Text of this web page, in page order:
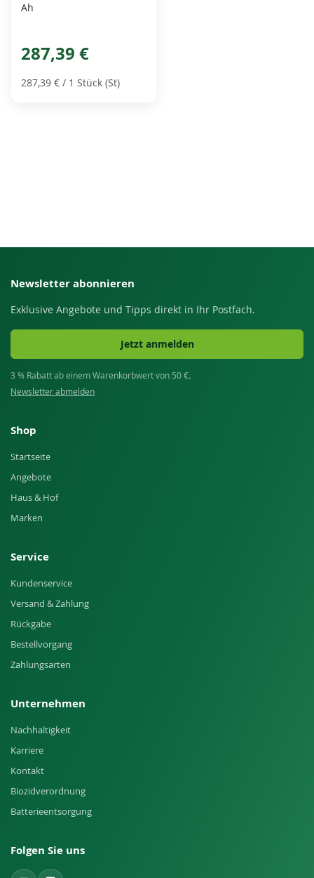
Ah
287,39 €
287,39 € / 1 Stück (St)
Newsletter abonnieren
Exklusive Angebote und Tipps direkt in Ihr Postfach.
Jetzt anmelden
3 % Rabatt ab einem Warenkorbwert von 50 €.
Newsletter abmelden
Shop
Startseite
Angebote
Haus & Hof
Marken
Service
Kundenservice
Versand & Zahlung
Rückgabe
Bestellvorgang
Zahlungsarten
Unternehmen
Nachhaltigkeit
Karriere
Kontakt
Biozidverordnung
Batterieentsorgung
Folgen Sie uns